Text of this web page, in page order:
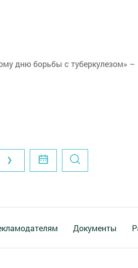
дню борьбы с туберкулезом» –
❯
Документы